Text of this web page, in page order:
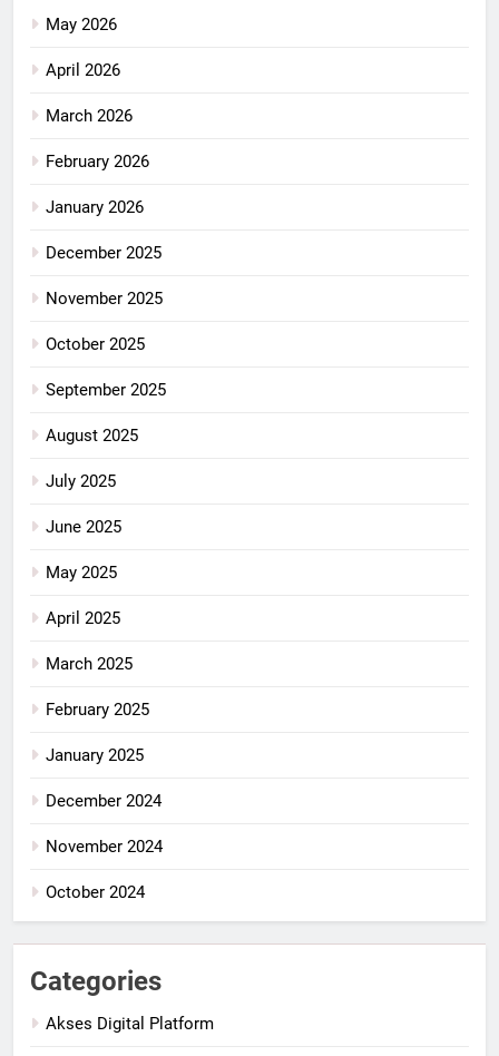
May 2026
April 2026
March 2026
February 2026
January 2026
December 2025
November 2025
October 2025
September 2025
August 2025
July 2025
June 2025
May 2025
April 2025
March 2025
February 2025
January 2025
December 2024
November 2024
October 2024
Categories
Akses Digital Platform